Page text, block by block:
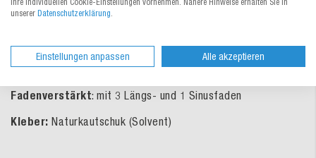
Trägermaterial:silikonfreies, imprägniertes
Spezialkraftpapier 58 g/m2(Gesamtstärke 0,120 mm/120 µm)
Fadenverstärkt: mit 3 Längs- und 1 Sinusfaden
Kleber: Naturkautschuk (Solvent)
Ihre individuellen Cookie-Einstellungen vornehmen. Nähere Hinweise erhalten Sie in
unserer Datenschutzerklärung.
Einstellungen anpassen Alle akzeptieren